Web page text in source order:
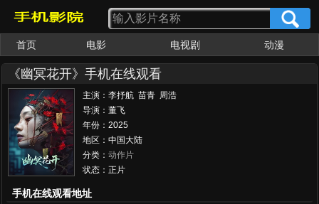
首页 电影 电视剧
动漫
女优大全
av番号
《幽冥花开》手机在线观看
主演：李抒航 苗青 周浩
东 邹德江 卢卓婕 游乐儿 时
晓飞 王翌鸣
导演：董飞
年份：2025
地区：中国大陆
分类： 动作片
状态：正片
手机在线观看地址